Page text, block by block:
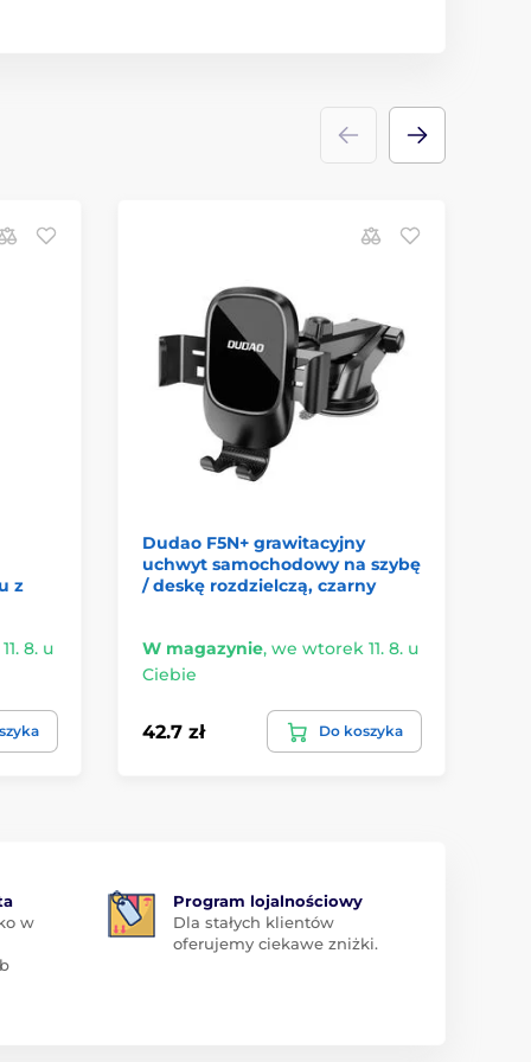
z
8. u
Dudao F5N+ grawitacyjny
uchwyt samochodowy na szybę
/ deskę rozdzielczą, czarny
W magazynie, we wtorek 11. 8. u
Ciebie
42.7 zł Do koszyka
w
Program lojalnościowy
Dla stałych klientów
oferujemy ciekawe zniżki.